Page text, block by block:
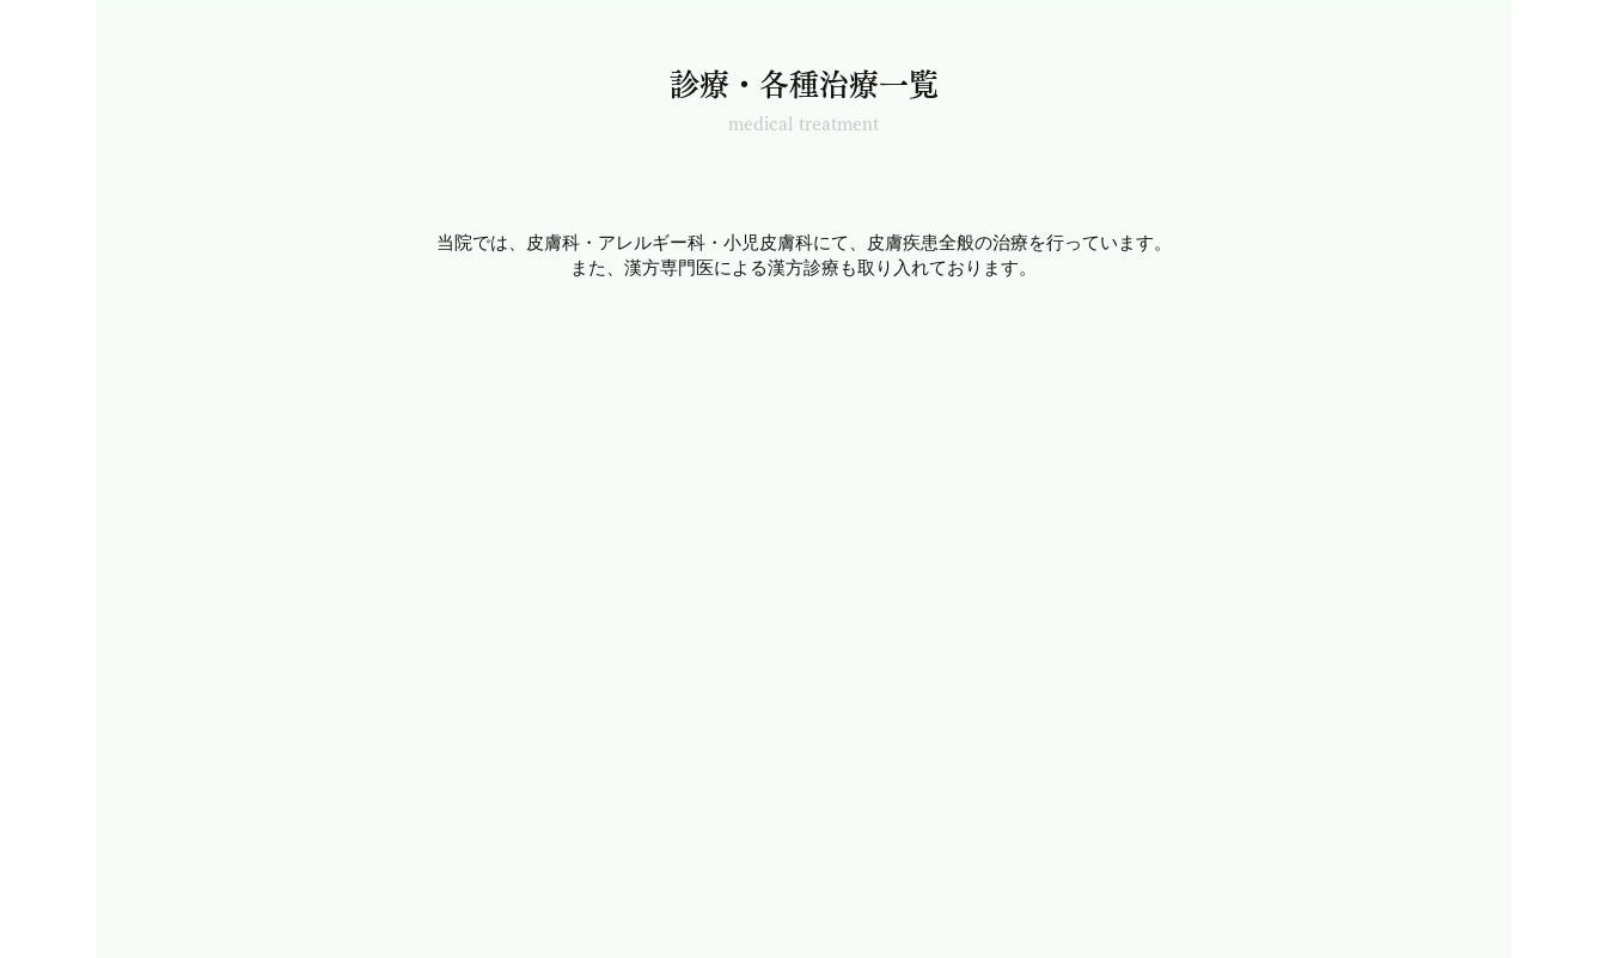
診療・各種治療一覧
medical treatment
当院では、皮膚科・アレルギー科・小児皮膚科にて、皮膚疾患全般の治療を行っています。
また、漢方専門医による漢方診療も取り入れております。